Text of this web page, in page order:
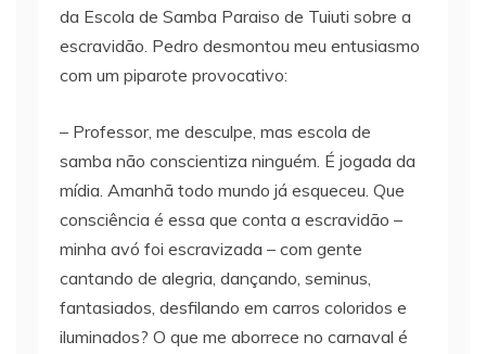
da Escola de Samba Paraiso de Tuiuti sobre a
escravidão. Pedro desmontou meu entusiasmo
com um piparote provocativo:
– Professor, me desculpe, mas escola de
samba não conscientiza ninguém. É jogada da
mídia. Amanhã todo mundo já esqueceu. Que
consciência é essa que conta a escravidão –
minha avó foi escravizada – com gente
cantando de alegria, dançando, seminus,
fantasiados, desfilando em carros coloridos e
iluminados? O que me aborrece no carnaval é